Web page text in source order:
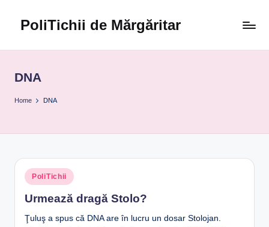
PoliTichii de Mărgăritar
2005
DNA
Home DNA
Posted
in
PoliTichii
Urmează dragă Stolo?
Ţuluş a spus că DNA are în lucru un dosar Stolojan.